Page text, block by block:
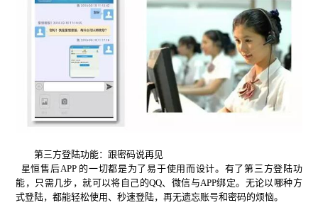
第三方登陆功能：跟密码说再见
星恒售后APP 的一切都是为了易于使用而设计。有了第三方登陆功
能，只需几步，就可以将自己的QQ、微信与APP绑定。无论以哪种方
式登陆，都能轻松使用、秒速登陆，再无遗忘账号和密码的烦恼。